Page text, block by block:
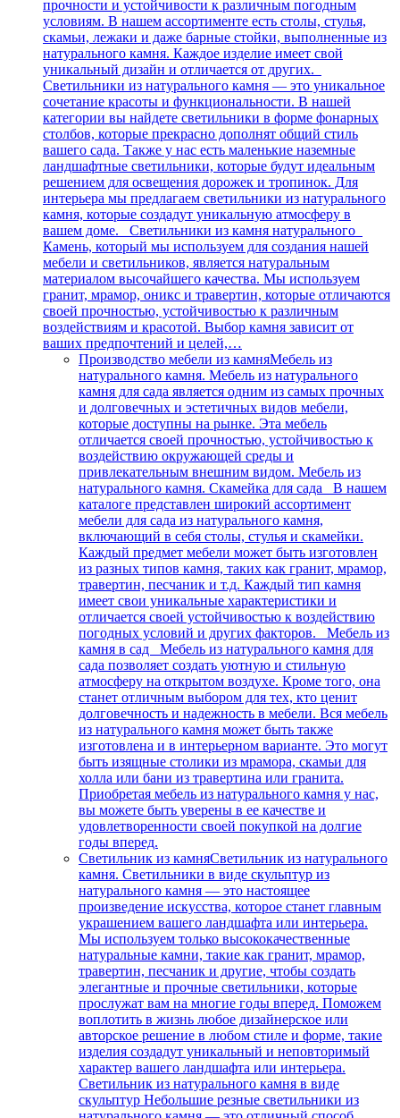
прочности и устойчивости к различным погодным
условиям. В нашем ассортименте есть столы, стулья,
скамьи, лежаки и даже барные стойки, выполненные из
натурального камня. Каждое изделие имеет свой
уникальный дизайн и отличается от других.
Светильники из натурального камня — это уникальное
сочетание красоты и функциональности. В нашей
категории вы найдете светильники в форме фонарных
столбов, которые прекрасно дополнят общий стиль
вашего сада. Также у нас есть маленькие наземные
ландшафтные светильники, которые будут идеальным
решением для освещения дорожек и тропинок. Для
интерьера мы предлагаем светильники из натурального
камня, которые создадут уникальную атмосферу в
вашем доме. Светильники из камня натурального
Камень, который мы используем для создания нашей
мебели и светильников, является натуральным
материалом высочайшего качества. Мы используем
гранит, мрамор, оникс и травертин, которые отличаются
своей прочностью, устойчивостью к различным
воздействиям и красотой. Выбор камня зависит от
ваших предпочтений и целей,…
Производство мебели из камняМебель из
натурального камня. Мебель из натурального
камня для сада является одним из самых прочных
и долговечных и эстетичных видов мебели,
которые доступны на рынке. Эта мебель
отличается своей прочностью, устойчивостью к
воздействию окружающей среды и
привлекательным внешним видом. Мебель из
натурального камня. Скамейка для сада В нашем
каталоге представлен широкий ассортимент
мебели для сада из натурального камня,
включающий в себя столы, стулья и скамейки.
Каждый предмет мебели может быть изготовлен
из разных типов камня, таких как гранит, мрамор,
травертин, песчаник и т.д. Каждый тип камня
имеет свои уникальные характеристики и
отличается своей устойчивостью к воздействию
погодных условий и других факторов. Мебель из
камня в сад Мебель из натурального камня для
сада позволяет создать уютную и стильную
атмосферу на открытом воздухе. Кроме того, она
станет отличным выбором для тех, кто ценит
долговечность и надежность в мебели. Вся мебель
из натурального камня может быть также
изготовлена и в интерьерном варианте. Это могут
быть изящные столики из мрамора, скамьи для
холла или бани из травертина или гранита.
Приобретая мебель из натурального камня у нас,
вы можете быть уверены в ее качестве и
удовлетворенности своей покупкой на долгие
годы вперед.
Светильник из камняСветильник из натурального
камня. Светильники в виде скульптур из
натурального камня — это настоящее
произведение искусства, которое станет главным
украшением вашего ландшафта или интерьера.
Мы используем только высококачественные
натуральные камни, такие как гранит, мрамор,
травертин, песчаник и другие, чтобы создать
элегантные и прочные светильники, которые
прослужат вам на многие годы вперед. Поможем
воплотить в жизнь любое дизайнерское или
авторское решение в любом стиле и форме, такие
изделия создадут уникальный и неповторимый
характер вашего ландшафта или интерьера.
Светильник из натурального камня в виде
скульптур Небольшие резные светильники из